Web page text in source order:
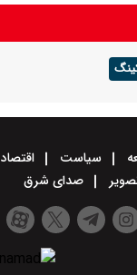
سیاست اقتصاد
صدای شرق